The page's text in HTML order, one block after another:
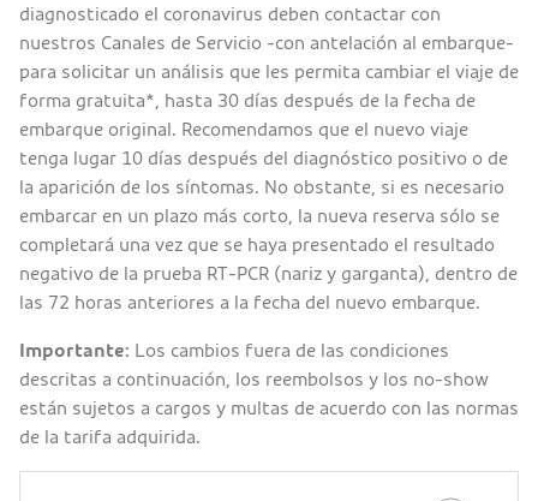
diagnosticado el coronavirus deben contactar con
nuestros Canales de Servicio -con antelación al embarque-
para solicitar un análisis que les permita cambiar el viaje de
forma gratuita*, hasta 30 días después de la fecha de
embarque original. Recomendamos que el nuevo viaje
tenga lugar 10 días después del diagnóstico positivo o de
la aparición de los síntomas. No obstante, si es necesario
embarcar en un plazo más corto, la nueva reserva sólo se
completará una vez que se haya presentado el resultado
negativo de la prueba RT-PCR (nariz y garganta), dentro de
las 72 horas anteriores a la fecha del nuevo embarque.
Importante: Los cambios fuera de las condiciones
descritas a continuación, los reembolsos y los no-show
están sujetos a cargos y multas de acuerdo con las normas
de la tarifa adquirida.